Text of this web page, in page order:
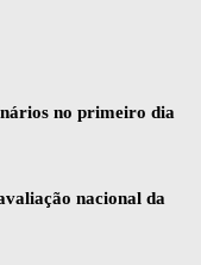
no primeiro dia
nacional da